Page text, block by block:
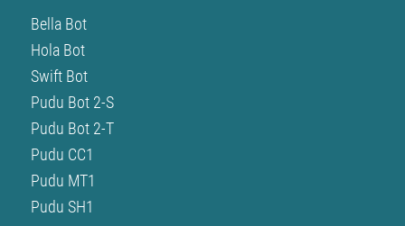
Bella Bot
Hola Bot
Swift Bot
Pudu Bot 2-S
Pudu Bot 2-T
Pudu CC1
Pudu MT1
Pudu SH1